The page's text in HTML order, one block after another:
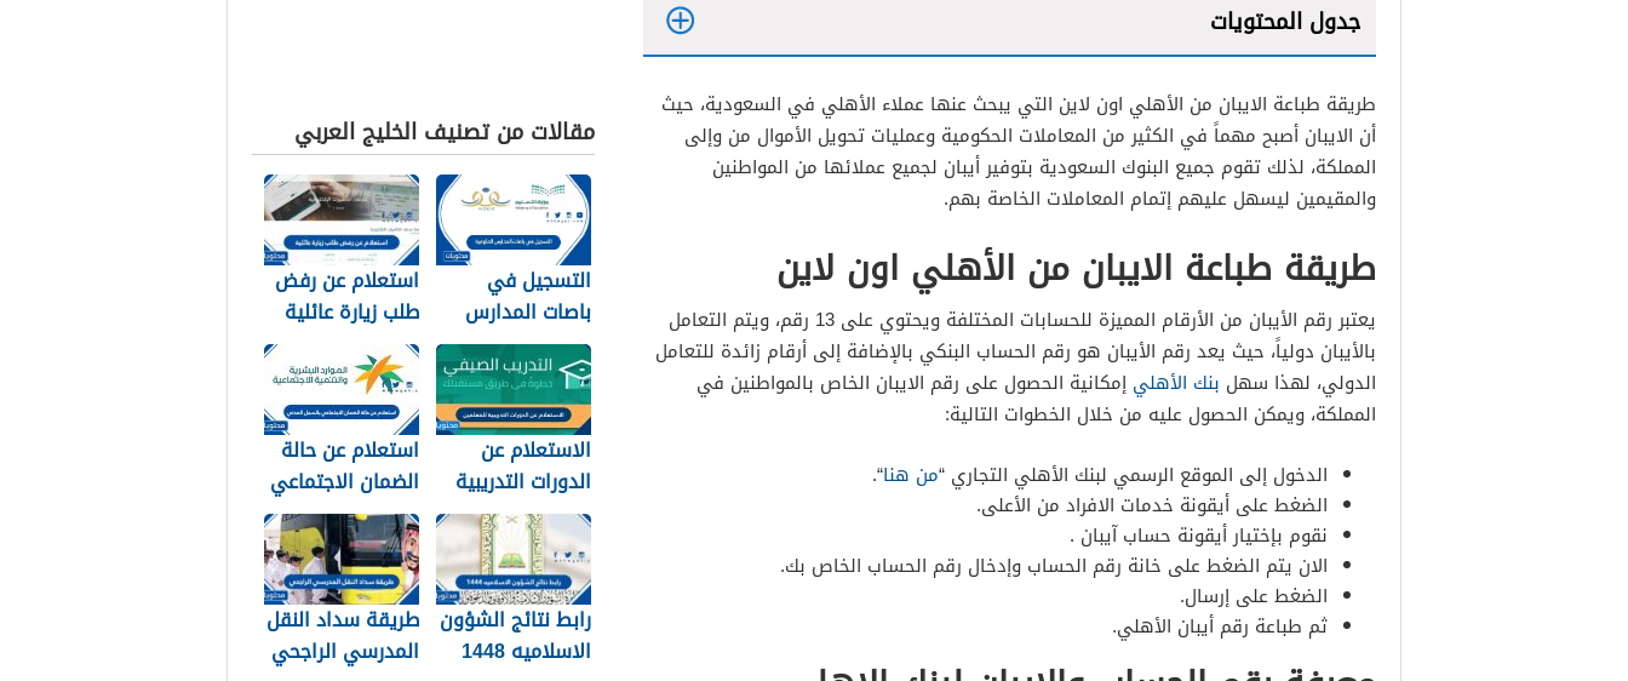
جدول المحتويات
طريقة طباعة الايبان من الأهلي اون لاين التي يبحث عنها عملاء الأهلي في السعودية، حيث
أن الايبان أصبح مهماً في الكثير من المعاملات الحكومية وعمليات تحويل الأموال من وإلى
المملكة، لذلك تقوم جميع البنوك السعودية بتوفير أيبان لجميع عملائها من المواطنين
والمقيمين ليسهل عليهم إتمام المعاملات الخاصة بهم.
طريقة طباعة الايبان من الأهلي اون لاين
يعتبر رقم الأيبان من الأرقام المميزة للحسابات المختلفة ويحتوي على 13 رقم، ويتم التعامل
بالأيبان دولياً، حيث يعد رقم الأيبان هو رقم الحساب البنكي بالإضافة إلى أرقام زائدة للتعامل
الدولي، لهذا سهل بنك الأهلي إمكانية الحصول على رقم الايبان الخاص بالمواطنين في
المملكة، ويمكن الحصول عليه من خلال الخطوات التالية:
الدخول إلى الموقع الرسمي لبنك الأهلي التجاري “من هنا“.
الضغط على أيقونة خدمات الافراد من الأعلى.
نقوم بإختيار أيقونة حساب آيبان .
الان يتم الضغط على خانة رقم الحساب وإدخال رقم الحساب الخاص بك.
الضغط على إرسال.
ثم طباعة رقم أيبان الأهلي.
مقالات من تصنيف الخليج العربي
التسجيل في
باصات المدارس
الحكومية 1448
استعلام عن رفض
طلب زيارة عائلية
في السعودية
1448 الرابط
والطريقة
الاستعلام عن
الدورات التدريبية
للمعلمين 1448
استعلام عن حالة
الضمان الاجتماعي
بالسجل المدني
1448
رابط نتائج الشؤون
الاسلاميه 1448
طريقة سداد النقل
المدرسي الراجحي